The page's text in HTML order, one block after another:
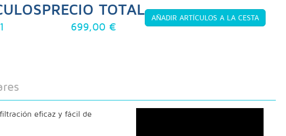
1
PRECIO TOTAL
699,00 €
eficaz y fácil de